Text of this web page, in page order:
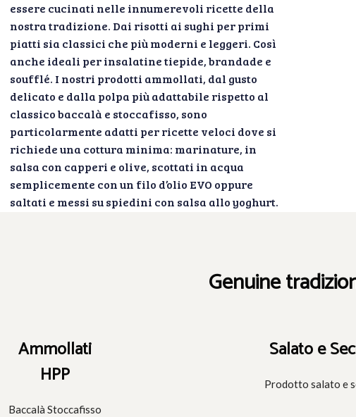
essere cucinati nelle innumerevoli ricette della
nostra tradizione. Dai risotti ai sughi per primi
piatti sia classici che più moderni e leggeri. Così
anche ideali per insalatine tiepide, brandade e
soufflé. I nostri prodotti ammollati, dal gusto
delicato e dalla polpa più adattabile rispetto al
classico baccalà e stoccafisso, sono
particolarmente adatti per ricette veloci dove si
richiede una cottura minima: marinature, in
salsa con capperi e olive, scottati in acqua
semplicemente con un filo d’olio EVO oppure
saltati e messi su spiedini con salsa allo yoghurt.
Genuine
Ammollati
HPP
Baccalà Stoccafisso
Salato e
Prodotto salato e